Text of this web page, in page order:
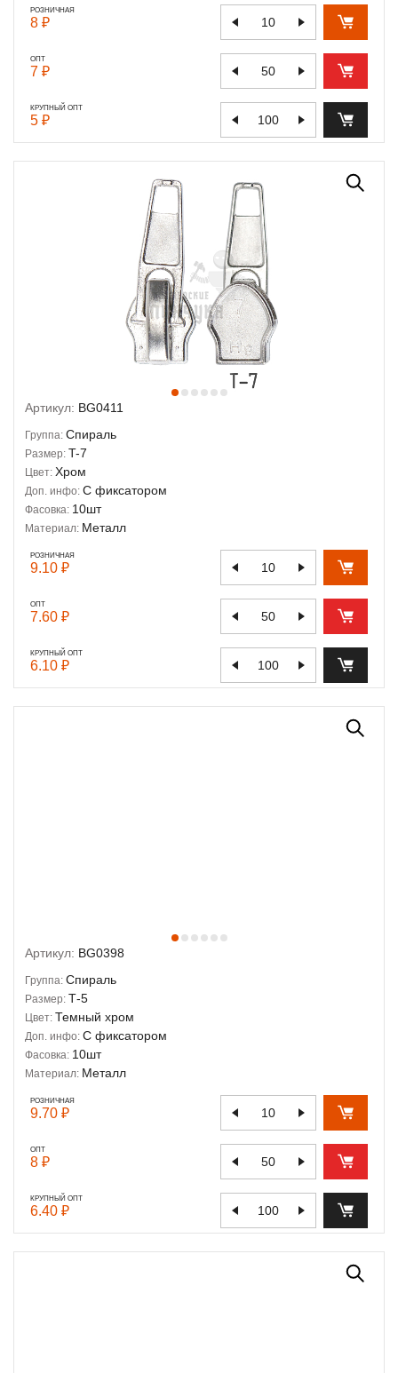
РОЗНИЧНАЯ
8 ₽
ОПТ
7 ₽
КРУПНЫЙ ОПТ
5 ₽
Артикул: BG0411
Группа: Спираль
Размер: T-7
Цвет: Хром
Доп. инфо: С фиксатором
Фасовка: 10шт
Материал: Металл
РОЗНИЧНАЯ
9.10 ₽
ОПТ
7.60 ₽
КРУПНЫЙ ОПТ
6.10 ₽
Артикул: BG0398
Группа: Спираль
Размер: Т-5
Цвет: Темный хром
Доп. инфо: С фиксатором
Фасовка: 10шт
Материал: Металл
РОЗНИЧНАЯ
9.70 ₽
ОПТ
8 ₽
КРУПНЫЙ ОПТ
6.40 ₽